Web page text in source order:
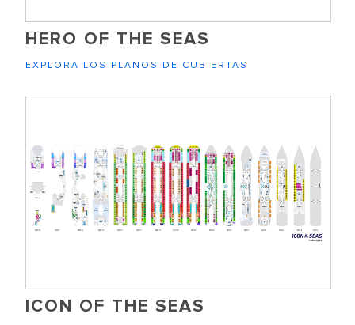
HERO OF THE SEAS
EXPLORA LOS PLANOS DE CUBIERTAS
ICON OF THE SEAS